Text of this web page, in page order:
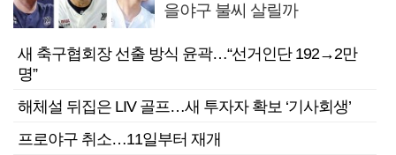
을야구 불씨 살릴까
새 축구협회장 선출 방식 윤곽…“선거인단 192→2만
명”
해체설 뒤집은 LIV 골프…새 투자자 확보 ‘기사회생’
프로야구 취소…11일부터 재개